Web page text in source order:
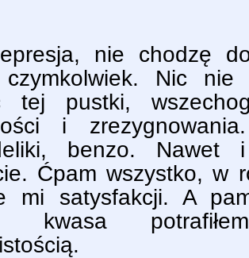
nie chodzę
czymkolwiek. Nic
tej pustki,
i
benzo.
Ćpam wszystko, w
mi satysfakcji. A
kwasa